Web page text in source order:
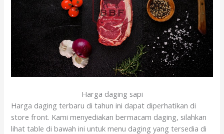
Harga daging sapi
Harga daging terbaru di tahun ini dapat diperhatikan di
store front. Kami menyediakan bermacam daging, silahkan
lihat table di bawah ini untuk menu daging yang tersedia di